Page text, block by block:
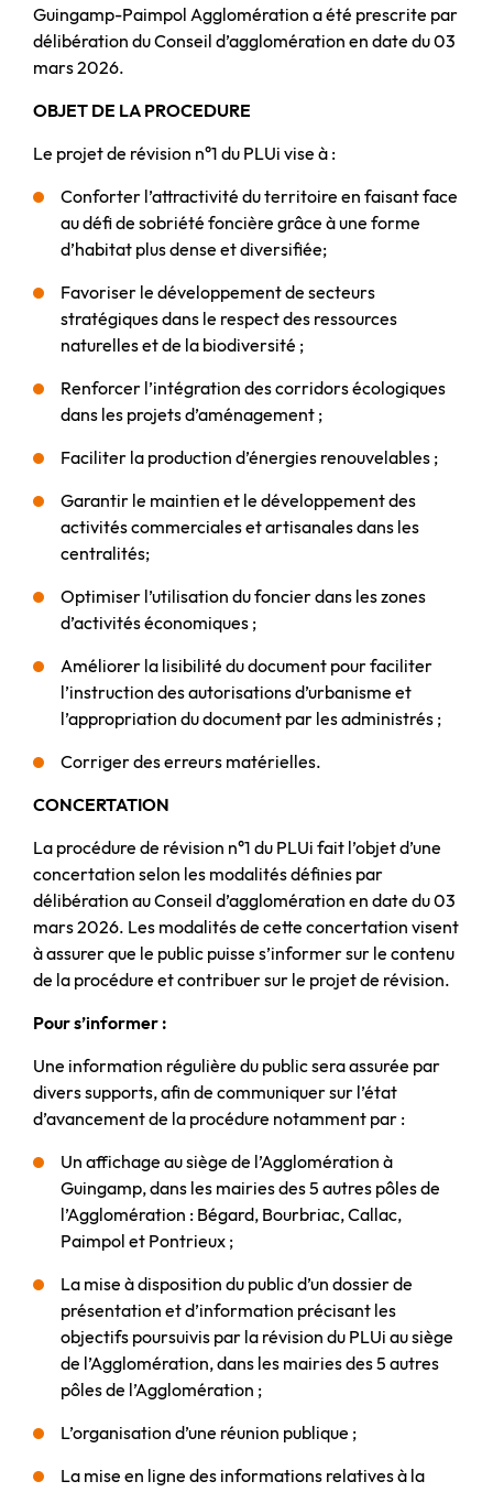
Guingamp-Paimpol Agglomération a été prescrite par
délibération du Conseil d’agglomération en date du 03
mars 2026.
OBJET DE LA PROCEDURE
Le projet de révision n°1 du PLUi vise à :
Conforter l’attractivité du territoire en faisant face
au défi de sobriété foncière grâce à une forme
d’habitat plus dense et diversifiée;
Favoriser le développement de secteurs
stratégiques dans le respect des ressources
naturelles et de la biodiversité ;
Renforcer l’intégration des corridors écologiques
dans les projets d’aménagement ;
Faciliter la production d’énergies renouvelables ;
Garantir le maintien et le développement des
activités commerciales et artisanales dans les
centralités;
Optimiser l’utilisation du foncier dans les zones
d’activités économiques ;
Améliorer la lisibilité du document pour faciliter
l’instruction des autorisations d’urbanisme et
l’appropriation du document par les administrés ;
Corriger des erreurs matérielles.
CONCERTATION
La procédure de révision n°1 du PLUi fait l’objet d’une
concertation selon les modalités définies par
délibération au Conseil d’agglomération en date du 03
mars 2026. Les modalités de cette concertation visent
à assurer que le public puisse s’informer sur le contenu
de la procédure et contribuer sur le projet de révision.
Pour s’informer :
Une information régulière du public sera assurée par
divers supports, afin de communiquer sur l’état
d’avancement de la procédure notamment par :
Un affichage au siège de l’Agglomération à
Guingamp, dans les mairies des 5 autres pôles de
l’Agglomération : Bégard, Bourbriac, Callac,
Paimpol et Pontrieux ;
La mise à disposition du public d’un dossier de
présentation et d’information précisant les
objectifs poursuivis par la révision du PLUi au siège
de l’Agglomération, dans les mairies des 5 autres
pôles de l’Agglomération ;
L’organisation d’une réunion publique ;
La mise en ligne des informations relatives à la